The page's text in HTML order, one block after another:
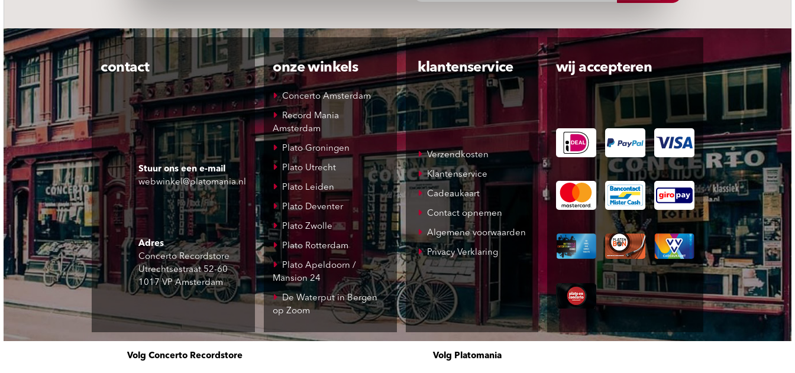
contact
Stuur ons een e-mail
webwinkel@platomania.nl
Adres
Concerto Recordstore
Utrechtsestraat 52-60
1017 VP Amsterdam
onze winkels
Concerto Amsterdam
Record Mania
Amsterdam
Plato Groningen
Plato Utrecht
Plato Leiden
Plato Deventer
Plato Zwolle
Plato Rotterdam
Plato Apeldoorn /
Mansion 24
De Waterput in Bergen
op Zoom
klantenservice
Verzendkosten
Klantenservice
Cadeaukaart
Contact opnemen
Algemene voorwaarden
Privacy Verklaring
wij accepteren
Volg Concerto Recordstore Volg Platomania